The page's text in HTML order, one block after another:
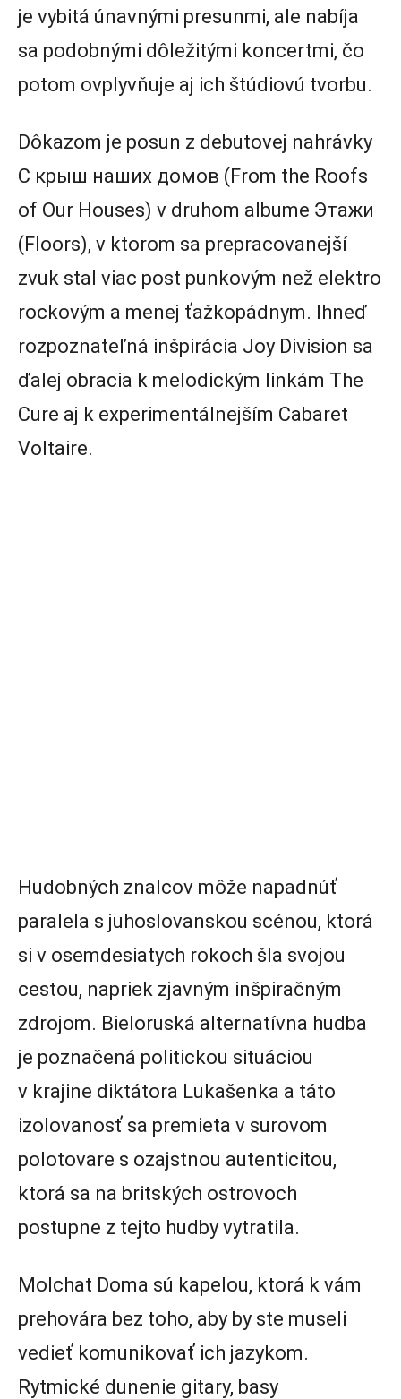
je vybitá únavnými presunmi, ale nabíja
sa podobnými dôležitými koncertmi, čo
potom ovplyvňuje aj ich štúdiovú tvorbu.
Dôkazom je posun z debutovej nahrávky
С крыш наших домов (From the Roofs
of Our Houses) v druhom albume Этажи
(Floors), v ktorom sa prepracovanejší
zvuk stal viac post punkovým než elektro
rockovým a menej ťažkopádnym. Ihneď
rozpoznateľná inšpirácia Joy Division sa
ďalej obracia k melodickým linkám The
Cure aj k experimentálnejším Cabaret
Voltaire.
Hudobných znalcov môže napadnúť
paralela s juhoslovanskou scénou, ktorá
si v osemdesiatych rokoch šla svojou
cestou, napriek zjavným inšpiračným
zdrojom. Bieloruská alternatívna hudba
je poznačená politickou situáciou
v krajine diktátora Lukašenka a táto
izolovanosť sa premieta v surovom
polotovare s ozajstnou autenticitou,
ktorá sa na britských ostrovoch
postupne z tejto hudby vytratila.
Molchat Doma sú kapelou, ktorá k vám
prehovára bez toho, aby by ste museli
vedieť komunikovať ich jazykom.
Rytmické dunenie gitary, basy